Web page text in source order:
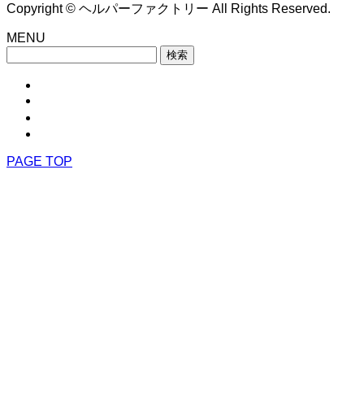
Copyright © ヘルパーファクトリー All Rights Reserved.
MENU
PAGE TOP